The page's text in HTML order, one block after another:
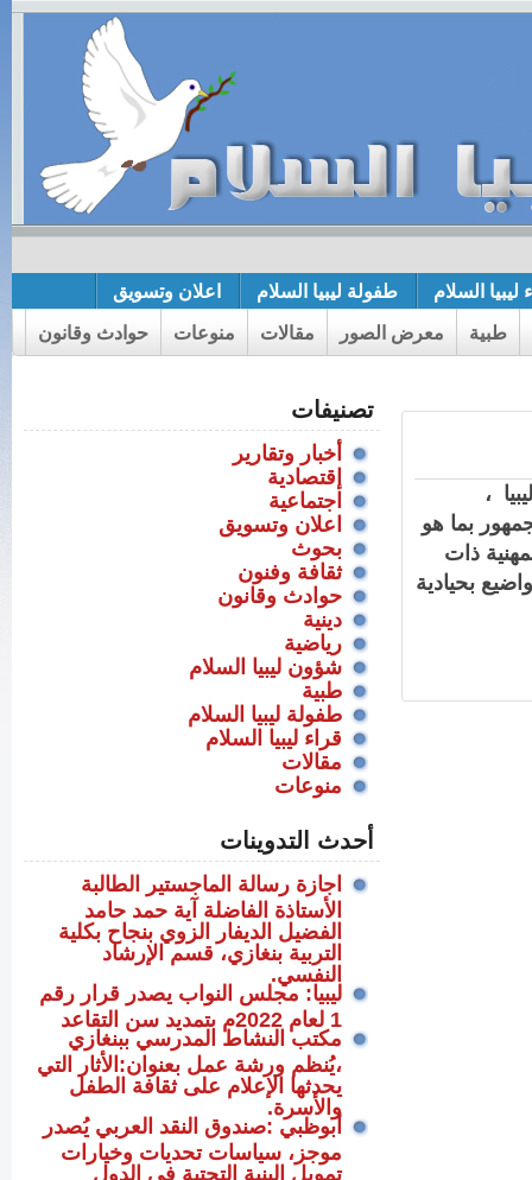
ليبيا السلام طفولة ليبيا السلام اعلان وتسويق
طبية معرض الصور مقالات منوعات حوادث وقانون
تصنيفات
أخبار وتقارير
إقتصادية
اجتماعية
اعلان وتسويق
بحوث
ثقافة وفنون
حوادث وقانون
دينية
رياضية
شؤون ليبيا السلام
طبية
طفولة ليبيا السلام
قراء ليبيا السلام
مقالات
منوعات
أحدث التدوينات
اجازة رسالة الماجستير الطالبة
الأستاذة الفاضلة آية حمد حامد
الفضيل الديفار الزوي بنجاح بكلية
التربية بنغازي، قسم الإرشاد
النفسي.
ليبيا: مجلس النواب يصدر قرار رقم
1 لعام 2022م بتمديد سن التقاعد
مكتب النشاط المدرسي ببنغازي
،يُنظم ورشة عمل بعنوان:الأثار التي
يحدثها الإعلام على ثقافة الطفل
والأسرة.
أبوظبي :صندوق النقد العربي يُصدر
موجز، سياسات تحديات وخيارات
تمويل البنية التحتية في الدول
،
بما هو
ذات
بحيادية